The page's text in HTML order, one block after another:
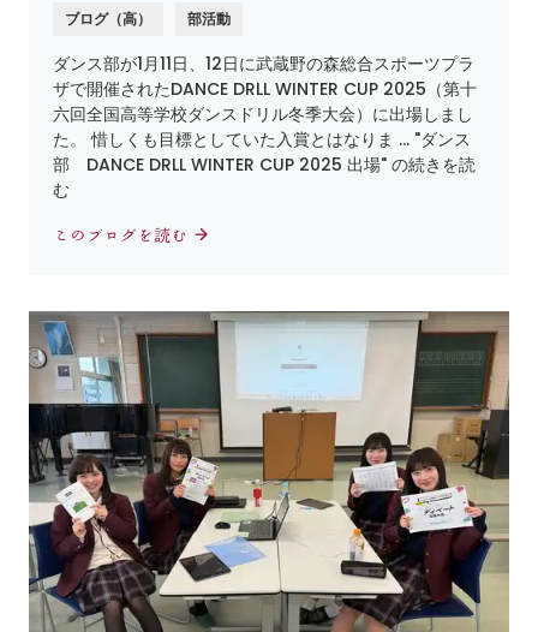
ブログ（高） 部活動
ダンス部が1月11日、12日に武蔵野の森総合スポーツプラ
ザで開催されたDANCE DRLL WINTER CUP 2025（第十
六回全国高等学校ダンスドリル冬季大会）に出場しまし
た。 惜しくも目標としていた入賞とはなりま … "ダンス
部 DANCE DRLL WINTER CUP 2025 出場" の続きを読
む
このブログを読む